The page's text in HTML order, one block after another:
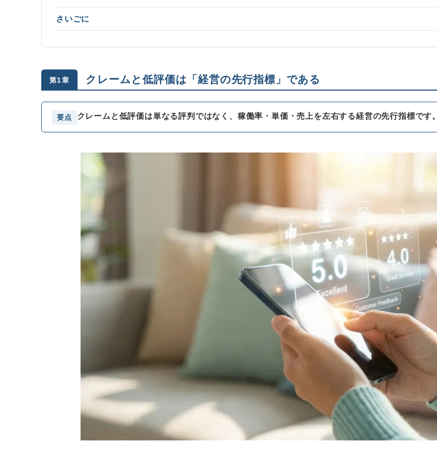
さいごに
第1章 クレームと低評価は「経営の先行指標」である
要点 クレームと低評価は単なる評判ではなく、稼働率・単価・売上を左右する経営の先行指標です。